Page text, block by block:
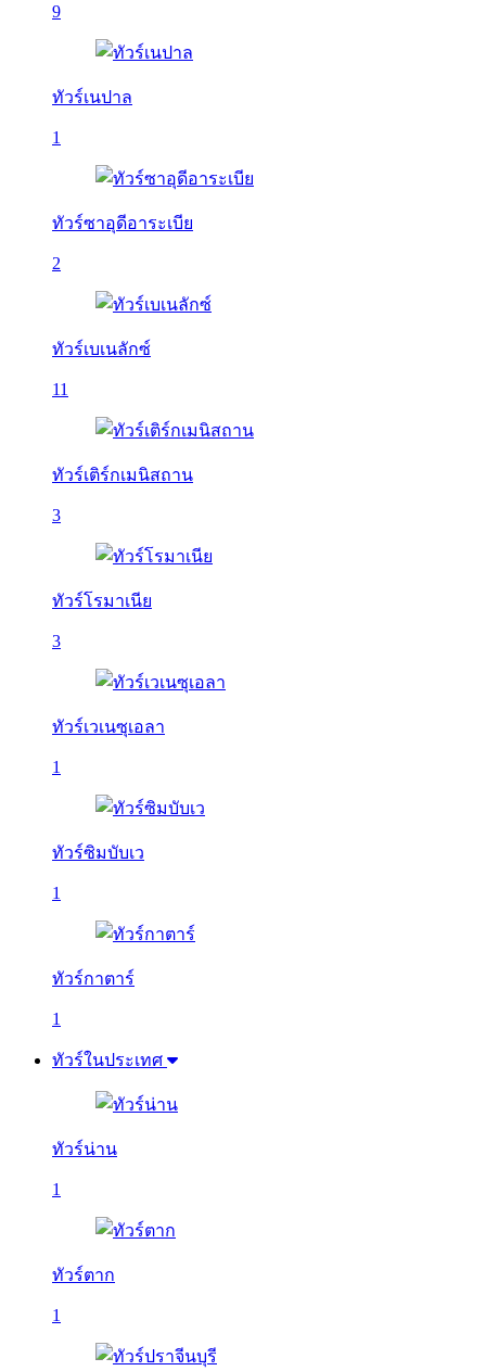
9
ทัวร์เนปาล
1
ทัวร์ซาอุดีอาระเบีย
2
ทัวร์เบเนลักซ์
11
ทัวร์เติร์กเมนิสถาน
3
ทัวร์โรมาเนีย
3
ทัวร์เวเนซุเอลา
1
ทัวร์ซิมบับเว
1
ทัวร์กาตาร์
1
ทัวร์ในประเทศ
ทัวร์น่าน
1
ทัวร์ตาก
1